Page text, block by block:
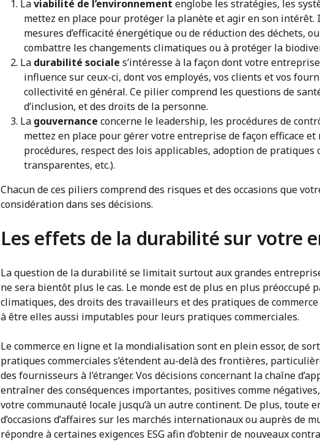
Laviabilité de l’environnement englobe les stratégies, les
mettez en place pour protéger la planète et agir en son intérêt.
mesures d’efficacité énergétique ou de réduction des déchets,
combattre les changements climatiques ou à protéger la
La durabilité sociale s’intéresse à la façon dont votre
influence sur ceux-ci, dont vos employés, vos clients et vos
collectivité en général. Ce pilier comprend les questions de
d’inclusion, et des droits de la personne.
La gouvernance concerne le leadership, les procédures de
mettez en place pour gérer votre entreprise de façon efficace
procédures, respect des lois applicables, adoption de pratiques
transparentes, etc.).
Chacun de ces piliers comprend des risques et des occasions que
considération dans ses décisions.
Les effets de la durabilité sur votre
La question de la durabilité se limitait surtout aux grandes
ne sera bientôt plus le cas. Le monde est de plus en plus préoccupé
climatiques, des droits des travailleurs et des pratiques de
à être elles aussi imputables pour leurs pratiques commerciales.
Le commerce en ligne et la mondialisation sont en plein essor, de
pratiques commerciales s’étendent au-delà des frontières,
des fournisseurs à l’étranger. Vos décisions concernant la chaîne
entraîner des conséquences importantes, positives comme
votre communauté locale jusqu’à un autre continent. De plus, toute
d’occasions d’affaires sur les marchés internationaux ou auprès de
répondre à certaines exigences ESG afin d’obtenir de nouveaux